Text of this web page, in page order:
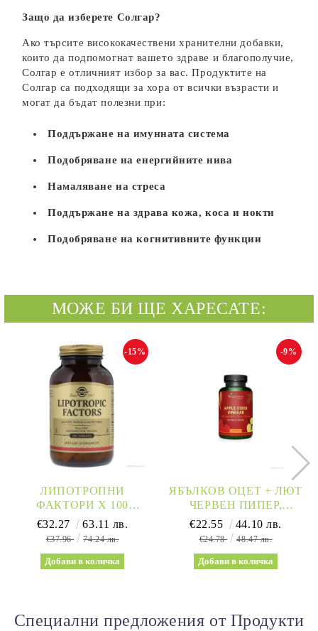
Защо да изберете Солгар?
Ако търсите висококачествени хранителни добавки,
които да подпомогнат вашето здраве и благополучие,
Солгар е отличният избор за вас. Продуктите на
Солгар са подходящи за хора от всички възрасти и
могат да бъдат полезни при:
Поддържане на имунната система
Подобряване на енергийните нива
Намаляване на стреса
Поддържане на здрава кожа, коса и нокти
Подобряване на когнитивните функции
МОЖЕ БИ ЩЕ ХАРЕСАТЕ:
ЛИПОТРОПНИ
ФАКТОРИ Х 100
ТАБЛЕТКИ СОЛГАР |
LIPOTROPIC FACTORS
-15%
€32.27 63.11 лв.
€37.96 74.24 лв.
ЯБЪЛКОВ ОЦЕТ + ЛЮТ
ЧЕРВЕН ПИПЕР,
КАНЕЛА И ХРОМ Х 120
КАПСУЛИ ЗА
ДЕТОКС VEGAVERO
-9%
€22.55 44.10 лв.
€24.78 48.47 лв.
Специални предложения от Продукти